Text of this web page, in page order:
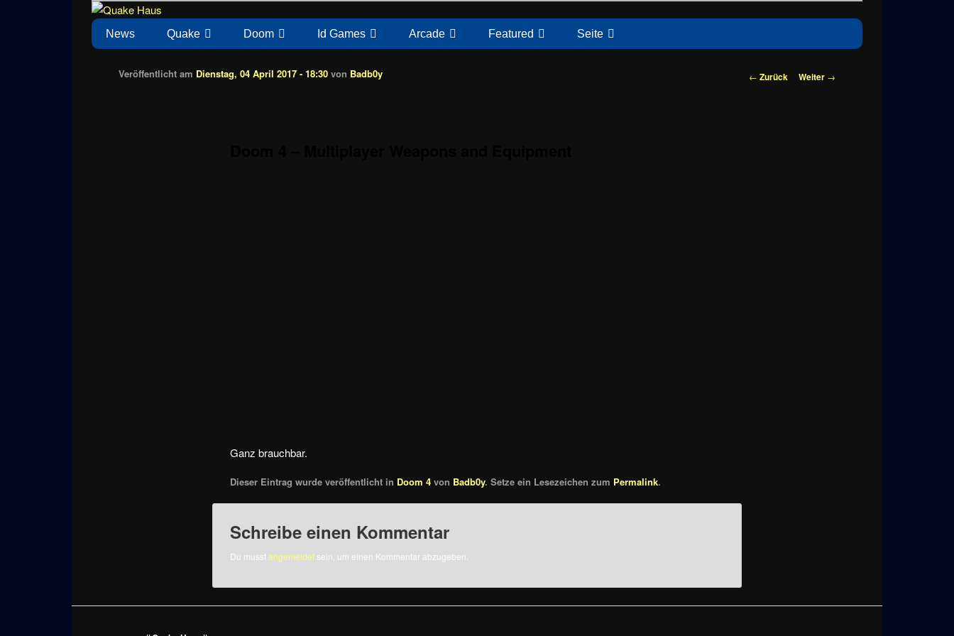
Quake Haus
News zu Quake, Doom, FPS, Arcade
Hauptmenü
News Quake Doom Id Games Arcade Featured Seite
Beitragsnavigation
← Zurück Weiter →
Veröffentlicht am Dienstag, 04 April 2017 - 18:30 von Badb0y
Ganz brauchbar.
Dieser Eintrag wurde veröffentlicht in Doom 4 von Badb0y. Setze ein Lesezeichen zum Permalink.
Schreibe einen Kommentar
Du musstangemeldet sein, um einen Kommentar abzugeben.